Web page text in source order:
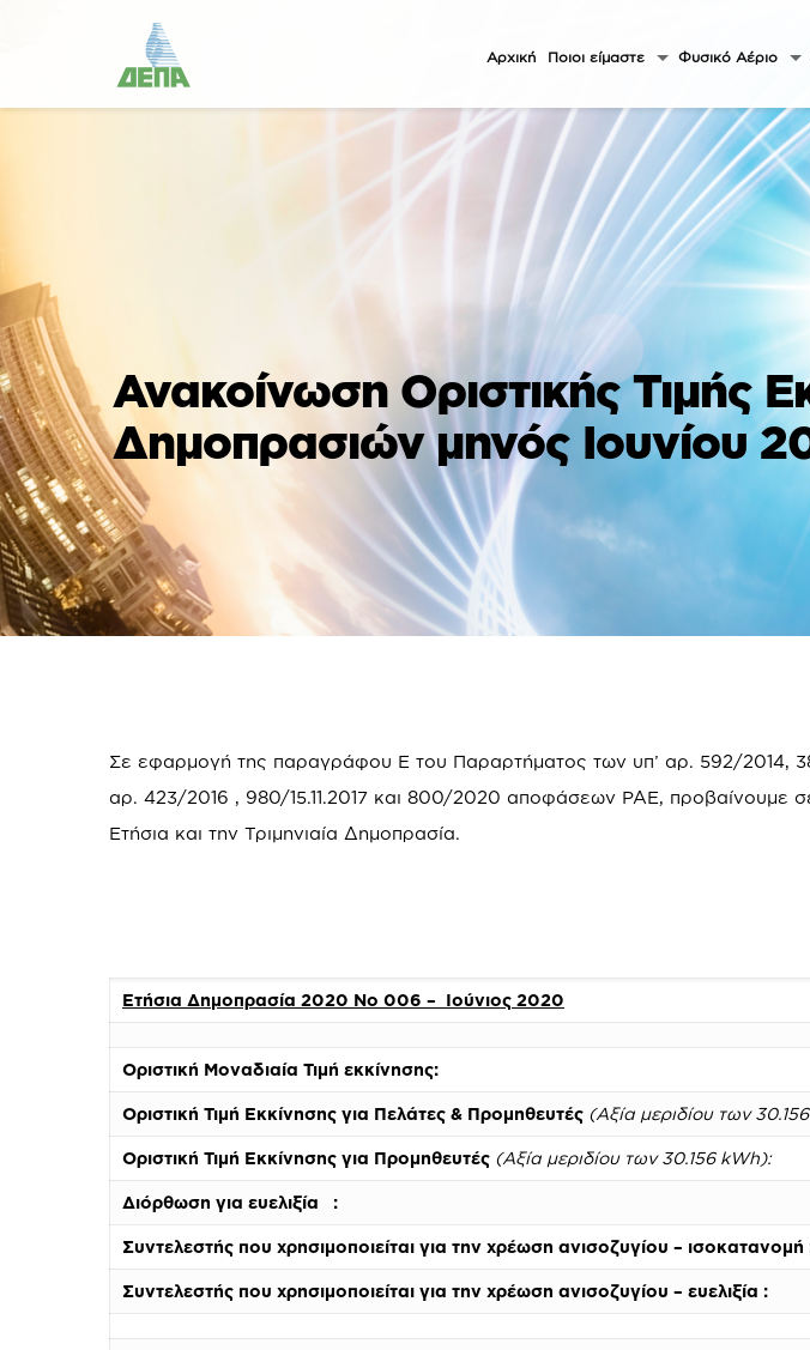
Αρχική Ποιοι είμαστε Φυσικό Αέριο
Ανακοίνωση Οριστικής Τιμής
Δημοπρασιών μηνός Ιουνίου
Σε εφαρμογή της παραγράφου Ε του Παραρτήματος των υπ’ αρ. 592/2014,
αρ. 423/2016 , 980/15.11.2017 και 800/2020 αποφάσεων ΡΑΕ, προβαίνουμε
Ετήσια και την Τριμηνιαία Δημοπρασία.
Ετήσια Δημοπρασία 2020 Νο 006 – Ιούνιος 2020
Οριστική Μοναδιαία Τιμή εκκίνησης:
Οριστική Τιμή Εκκίνησης για Πελάτες & Προμηθευτές (Αξία μεριδίου των
Οριστική Τιμή Εκκίνησης για Προμηθευτές (Αξία μεριδίου των 30.156 kWh):
Διόρθωση για ευελιξία :
Συντελεστής που χρησιμοποιείται για την χρέωση ανισοζυγίου – ισοκατανομή
Συντελεστής που χρησιμοποιείται για την χρέωση ανισοζυγίου – ευελιξία :